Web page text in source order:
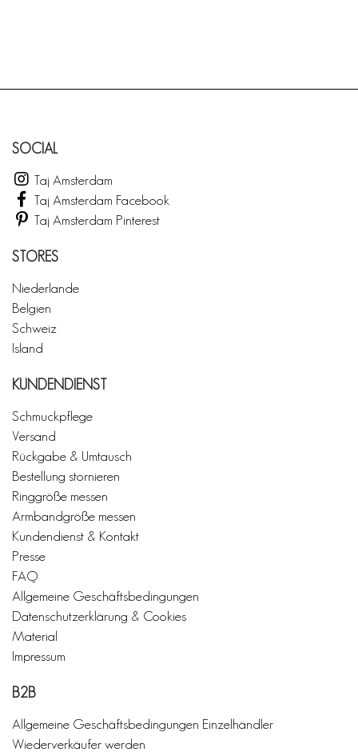
SOCIAL
Taj Amsterdam
Taj Amsterdam Facebook
Taj Amsterdam Pinterest
STORES
Niederlande
Belgien
Schweiz
Island
KUNDENDIENST
Schmuckpflege
Versand
Rückgabe & Umtausch
Bestellung stornieren
Ringgröße messen
Armbandgröße messen
Kundendienst & Kontakt
Presse
FAQ
Allgemeine Geschäftsbedingungen
Datenschutzerklärung & Cookies
Material
Impressum
B2B
Allgemeine Geschäftsbedingungen Einzelhändler
Wiederverkäufer werden